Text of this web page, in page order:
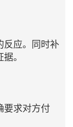
反应。同时补
。
要求对方付